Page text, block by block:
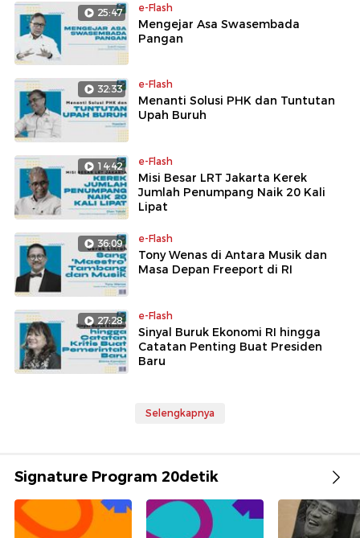
25:47 e-Flash
Mengejar Asa Swasembada
Pangan
32:33 e-Flash
Menanti Solusi PHK dan Tuntutan
Upah Buruh
14:42 e-Flash
Misi Besar LRT Jakarta Kerek
Jumlah Penumpang Naik 20 Kali
Lipat
36:09 e-Flash
Tony Wenas di Antara Musik dan
Masa Depan Freeport di RI
27:28 e-Flash
Sinyal Buruk Ekonomi RI hingga
Catatan Penting Buat Presiden
Baru
Selengkapnya
Signature Program 20detik